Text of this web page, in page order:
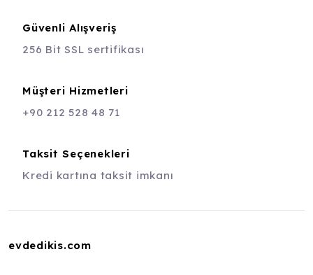
Güvenli Alışveriş
256 Bit SSL sertifikası
Müşteri Hizmetleri
+90 212 528 48 71
Taksit Seçenekleri
Kredi kartına taksit imkanı
evdedikis.com